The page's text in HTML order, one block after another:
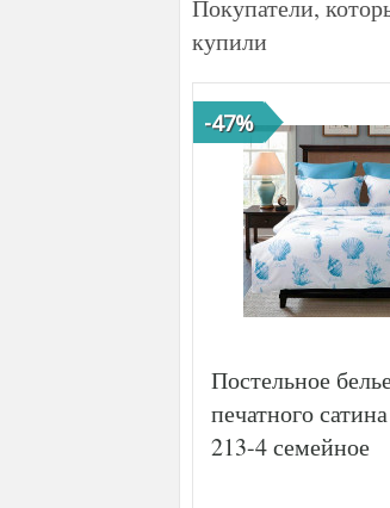
Покупатели,
купили
-47%
Постельное
печатного
213-4 семейное